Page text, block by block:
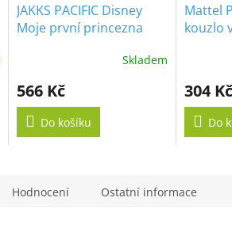
JAKKS PACIFIC Disney
Moje první princezna
Skladem
566 Kč
Do košíku
Mattel
kouzlo
304 Kč
Do
Hodnocení Ostatní informace